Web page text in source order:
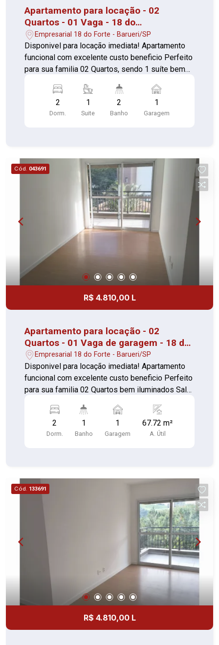
Apartamento para locação - 02
Quartos - 01 Vaga - 18 do
Forte/Alphaville
Empresarial 18 do Forte - Barueri/SP
Disponivel para locação imediata! Apartamento
funcional com excelente custo beneficio Perfeito
para sua familia 02 Quartos, sendo 1 suíte bem
armários 02 Banheiros, sendo 1 da suíte com box
e gabinete Lavanderia separada 01 Vaga de
garagem Com portaria 24 horas, elevador,
2
Dorm.
1
Suite
2
Banho
1
Garagem
Cód. 043691
R$ 4.810,00 L
Apartamento para locação - 02
Quartos - 01 Vaga de garagem - 18 do
Forte/Alphaville
Empresarial 18 do Forte - Barueri/SP
Disponivel para locação imediata! Apartamento
funcional com excelente custo beneficio Perfeito
para sua familia 02 Quartos bem iluminados Sala
Banheiro com box e gabinete Lavanderia
separada 01 Vaga de garagem Com portaria 24
horas, elevador, academia, piscina, salão de
2
Dorm.
1
Banho
1
Garagem
67.72 m²
A. Útil
Cód. 133691
R$ 4.810,00 L